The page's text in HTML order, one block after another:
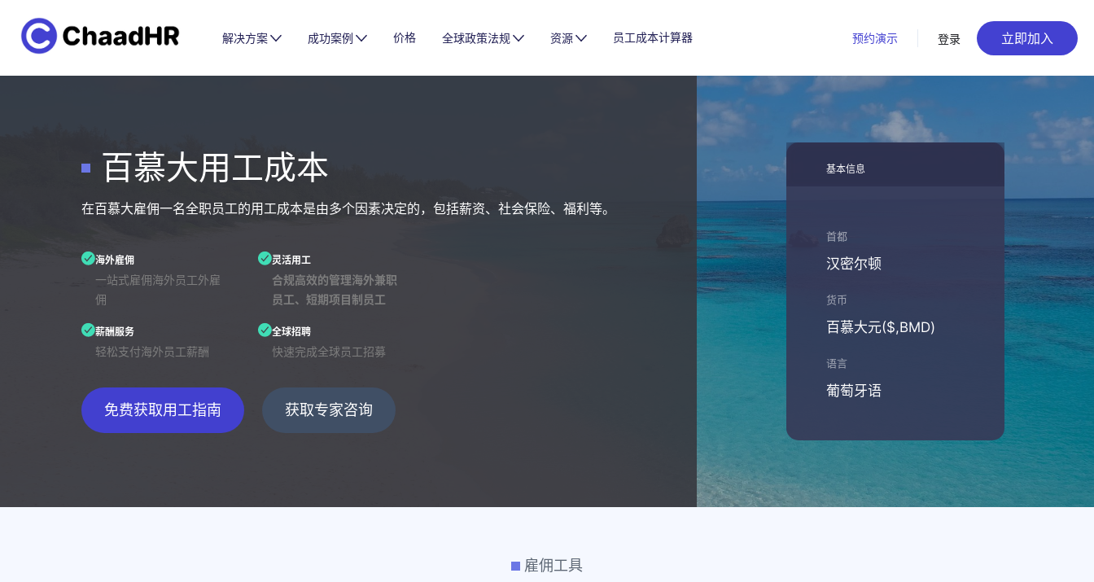
解决方案 成功案例 价格 全球政策法规 资源 员工成本计算器 预约演示 登录 立即加入
百慕大用工成本
在百慕大雇佣一名全职员工的用工成本是由多个因素决定的，包括薪资、社会保险、福利等。
海外雇佣
一站式雇佣海外员工外雇
佣
灵活用工
合规高效的管理海外兼职
员工、短期项目制员工
薪酬服务
轻松支付海外员工薪酬
全球招聘
快速完成全球员工招募
免费获取用工指南 获取专家咨询
基本信息
首都
汉密尔顿
货币
百慕大元($,BMD)
语言
葡萄牙语
雇佣工具